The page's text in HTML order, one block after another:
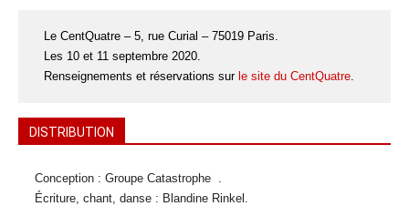
Le CentQuatre – 5, rue Curial – 75019 Paris.
Les 10 et 11 septembre 2020.
Renseignements et réservations sur le site du CentQuatre.
DISTRIBUTION
Conception : Groupe Catastrophe .
Écriture, chant, danse : Blandine Rinkel.